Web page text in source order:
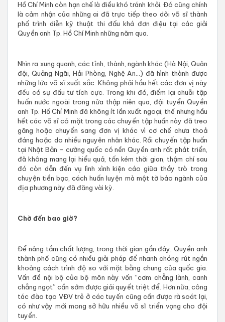
Hồ Chí Minh còn hạn chế là điều khó tránh khỏi. Đó cũng chính
là cảm nhận của những ai đã trực tiếp theo dõi võ sĩ thành
phố trình diễn kỹ thuật thi đấu khá đơn điệu tại các giải
Quyền anh Tp. Hồ Chí Minh những năm qua.
Nhìn ra xung quanh, các tỉnh, thành, ngành khác (Hà Nội, Quân
đội, Quảng Ngãi, Hải Phòng, Nghệ An…) đã hình thành được
những lứa võ sĩ xuất sắc. Không phải hầu hết các đơn vị này
đều có sự đầu tư tích cực. Trong khi đó, điểm lại chuỗi tập
huấn nước ngoài trong nửa thập niên qua, đội tuyển Quyền
anh Tp. Hồ Chí Minh đã không ít lần xuất ngoại, thế nhưng hầu
hết các võ sĩ có mặt trong các chuyến tập huấn này đã treo
găng hoặc chuyển sang đơn vị khác vì cơ chế chưa thoả
đáng hoặc do nhiều nguyên nhân khác. Rồi chuyến tập huấn
tại Nhật Bản - cường quốc có nền Quyền anh rất phát triển,
đã không mang lại hiểu quả, tốn kém thời gian, thậm chí sau
đó còn dẫn đến vụ lình xình kiện cáo giữa thầy trò trong
chuyện tiền bạc, cách huấn luyện mà một tờ báo ngành của
địa phương này đã đăng vài kỳ.
Chờ đến bao giờ?
Để nâng tầm chất lượng, trong thời gian gần đây, Quyền anh
thành phố cũng có nhiều giải pháp để nhanh chóng rút ngắn
khoảng cách trình độ so với mặt bằng chung của quốc gia.
Vấn đề nội bộ của bộ môn này vốn “cơm chẳng lành, canh
chẳng ngọt” cần sớm được giải quyết triệt để. Hơn nữa, công
tác đào tạo VĐV trẻ ở các tuyến cũng cần được rà soát lại,
có như vậy mới mong sở hữu nhiều võ sĩ triển vọng cho đội
tuyển.